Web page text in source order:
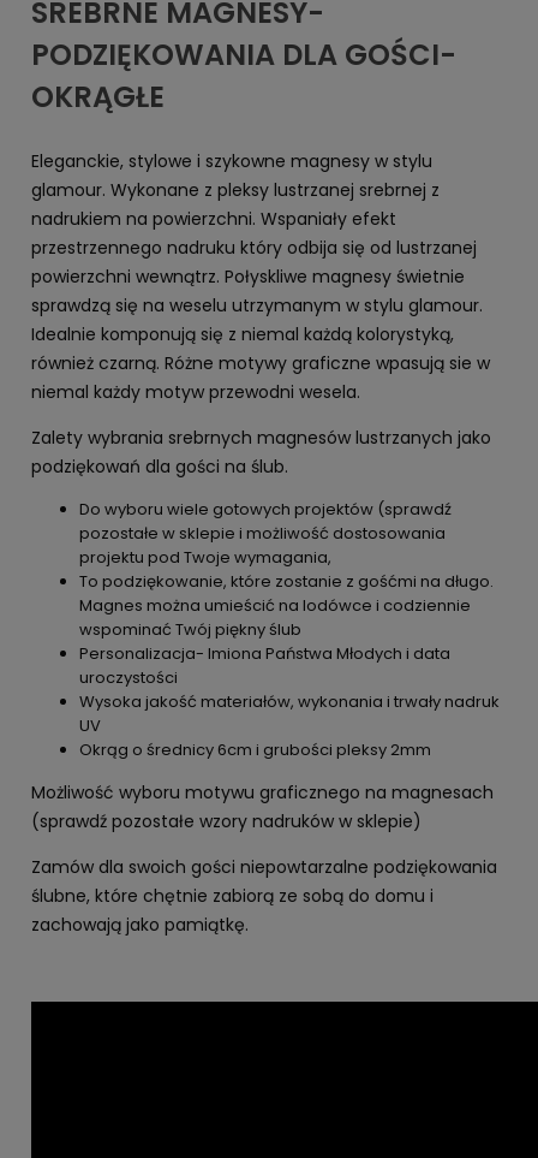
SREBRNE MAGNESY-
PODZIĘKOWANIA DLA GOŚCI-
OKRĄGŁE
Eleganckie, stylowe i szykowne magnesy w stylu
glamour. Wykonane z pleksy lustrzanej srebrnej z
nadrukiem na powierzchni. Wspaniały efekt
przestrzennego nadruku który odbija się od lustrzanej
powierzchni wewnątrz. Połyskliwe magnesy świetnie
sprawdzą się na weselu utrzymanym w stylu glamour.
Idealnie komponują się z niemal każdą kolorystyką,
również czarną. Różne motywy graficzne wpasują sie w
niemal każdy motyw przewodni wesela.
Zalety wybrania srebrnych magnesów lustrzanych jako
podziękowań dla gości na ślub.
Do wyboru wiele gotowych projektów (sprawdź
pozostałe w sklepie i możliwość dostosowania
projektu pod Twoje wymagania,
To podziękowanie, które zostanie z gośćmi na długo.
Magnes można umieścić na lodówce i codziennie
wspominać Twój piękny ślub
Personalizacja- Imiona Państwa Młodych i data
uroczystości
Wysoka jakość materiałów, wykonania i trwały nadruk
UV
Okrąg o średnicy 6cm i grubości pleksy 2mm
Możliwość wyboru motywu graficznego na magnesach
(sprawdź pozostałe wzory nadruków w sklepie)
Zamów dla swoich gości niepowtarzalne podziękowania
ślubne, które chętnie zabiorą ze sobą do domu i
zachowają jako pamiątkę.